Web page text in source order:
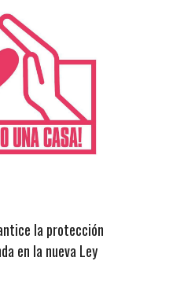
la protección
en la nueva Ley